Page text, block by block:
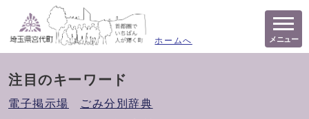
ホームへ メニュー
注目のキーワード
電子掲示場
ごみ分別辞典